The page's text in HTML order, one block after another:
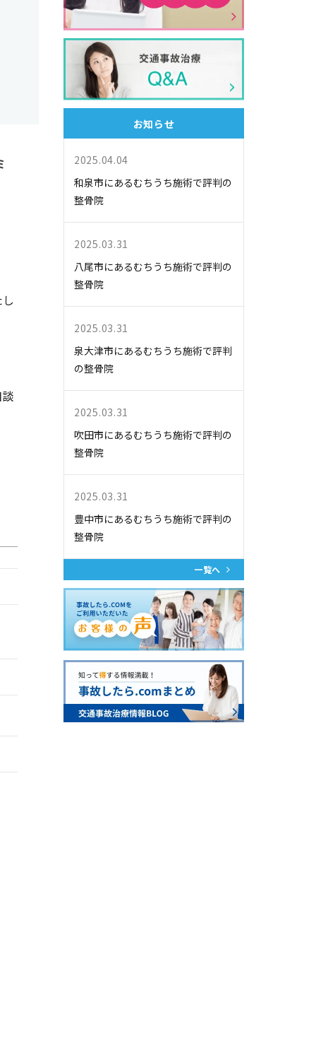
お知らせ
2025.04.04
和泉市にあるむちうち施術で評判の
整骨院
2025.03.31
八尾市にあるむちうち施術で評判の
整骨院
2025.03.31
泉大津市にあるむちうち施術で評判
の整骨院
2025.03.31
吹田市にあるむちうち施術で評判の
整骨院
2025.03.31
豊中市にあるむちうち施術で評判の
整骨院
一覧へ